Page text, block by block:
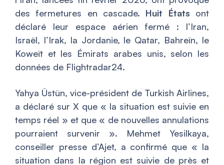
des fermetures en cascade. Huit États ont
déclaré leur espace aérien fermé : l’Iran,
Israël, l’Irak, la Jordanie, le Qatar, Bahreïn, le
Koweït et les Émirats arabes unis, selon les
données de Flightradar24.
Yahya Üstün, vice-président de Turkish Airlines,
a déclaré sur X que « la situation est suivie en
temps réel » et que « de nouvelles annulations
pourraient survenir ». Mehmet Yesilkaya,
conseiller presse d’Ajet, a confirmé que « la
situation dans la région est suivie de près et